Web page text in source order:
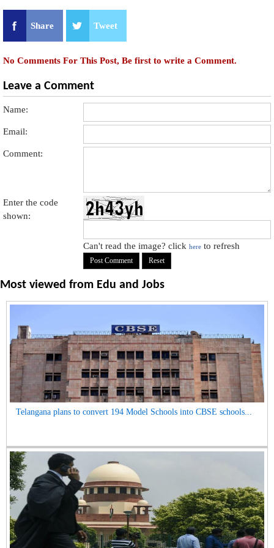
Share Tweet
No Comments For This Post, Be first to write a Comment.
Leave a Comment
Name:
Email:
Comment:
Enter the code
shown:
Can't read the image? clickhere to refresh
Most viewed from Edu and Jobs
Telangana plans to convert 194 Model Schools into CBSE schools...